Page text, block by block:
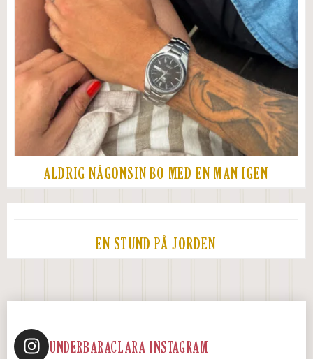
ALDRIG NÅGONSIN BO MED EN MAN IGEN
EN STUND PÅ JORDEN
UNDERBARACLARA INSTAGRAM